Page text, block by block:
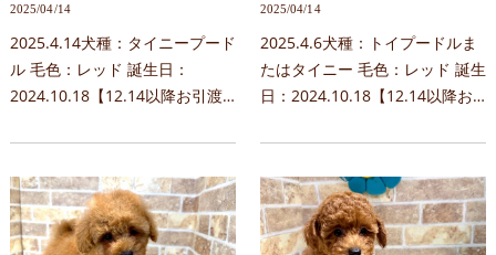
2025/04/14
2025.4.14犬種：タイニープード
ル 毛色：レッド 誕生日：
2024.10.18【12.14以降お引渡
きなまん丸お目目がはなちゃん
そっくりでかわいいポイント両
親：はな×Johnny予約につ…
2025/04/14
2025.4.6犬種：トイプードルま
たはタイニー 毛色：レッド 誕生
日：2024.10.18【12.14以降お
親：はな×Johnny予約について
お問合せ時には下記内容を記載
下さい。＊当日見学はご…